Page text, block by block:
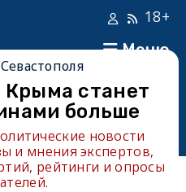
Меню
18+
Крыма станет
больше
новости
и мнения экспертов,
рейтинги и опросы